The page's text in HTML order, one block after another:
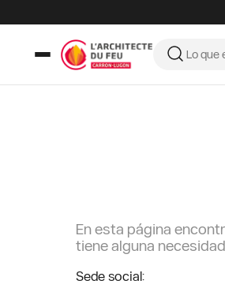
En esta página
tiene alguna
Sede social: